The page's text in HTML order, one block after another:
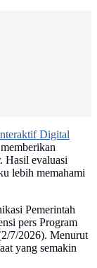
Digital
Hasil evaluasi
lebih memahami
Pemerintah
pers Program
7/2026). Menurut
yang semakin